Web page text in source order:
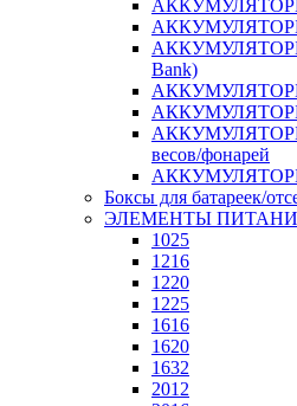
Bank)
АККУМУЛЯТОРЫ
весов/фонарей
Боксы для батареек/
ЭЛЕМЕНТЫ
1025
1216
1220
1225
1616
1620
1632
2012